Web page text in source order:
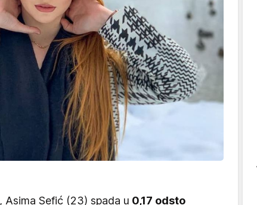
, Asima Sefić (23) spada u 0,17 odsto